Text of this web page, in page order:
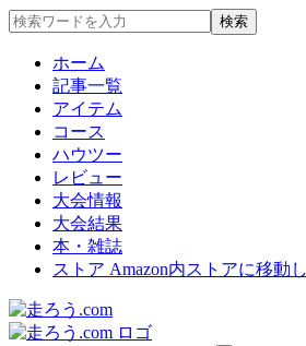
ホーム
記事一覧
アイテム
コース
ハウツー
レビュー
大会情報
大会結果
本・雑誌
ストア Amazon内ストアに移動